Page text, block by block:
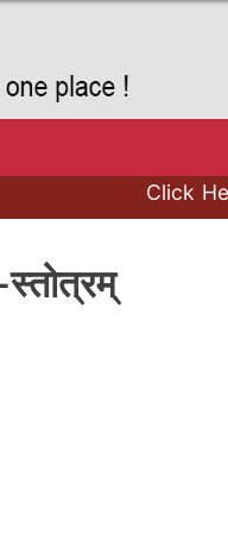
Click Here